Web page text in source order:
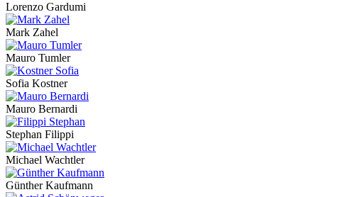
Lorenzo Gardumi
Mark Zahel
Mauro Tumler
Sofia Kostner
Mauro Bernardi
Stephan Filippi
Michael Wachtler
Günther Kaufmann